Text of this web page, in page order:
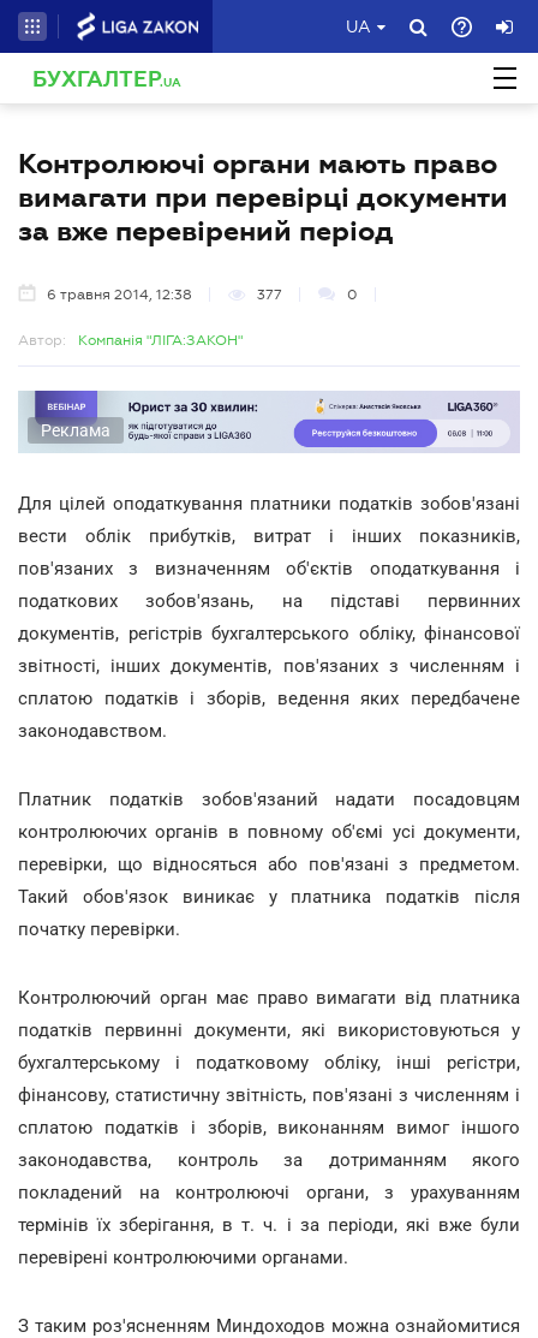
UA
БУХГАЛТЕР.UA
Контролюючі органи мають право
вимагати при перевірці документи
за вже перевірений період
6 травня 2014, 12:38 377 0
Автор: Компанія "ЛІГА:ЗАКОН"
Реклама
Для цілей оподаткування платники податків зобов'язані
вести облік прибутків, витрат і інших показників,
пов'язаних з визначенням об'єктів оподаткування і
податкових зобов'язань, на підставі первинних
документів, регістрів бухгалтерського обліку, фінансової
звітності, інших документів, пов'язаних з численням і
сплатою податків і зборів, ведення яких передбачене
законодавством.
Платник податків зобов'язаний надати посадовцям
контролюючих органів в повному об'ємі усі документи,
перевірки, що відносяться або пов'язані з предметом.
Такий обов'язок виникає у платника податків після
початку перевірки.
Контролюючий орган має право вимагати від платника
податків первинні документи, які використовуються у
бухгалтерському і податковому обліку, інші регістри,
фінансову, статистичну звітність, пов'язані з численням і
сплатою податків і зборів, виконанням вимог іншого
законодавства, контроль за дотриманням якого
покладений на контролюючі органи, з урахуванням
термінів їх зберігання, в т. ч. і за періоди, які вже були
перевірені контролюючими органами.
З таким роз'ясненням Миндоходов можна ознайомитися